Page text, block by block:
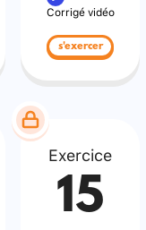
Corrigé vidéo
s'exercer
Exercice
15